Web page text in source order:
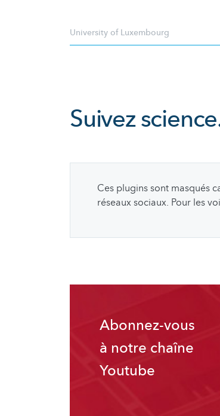
University of Luxembourg
Suivez
Ces plugins sont masqués
réseaux sociaux. Pour les
Abonnez-vous
à notre chaîne
Youtube